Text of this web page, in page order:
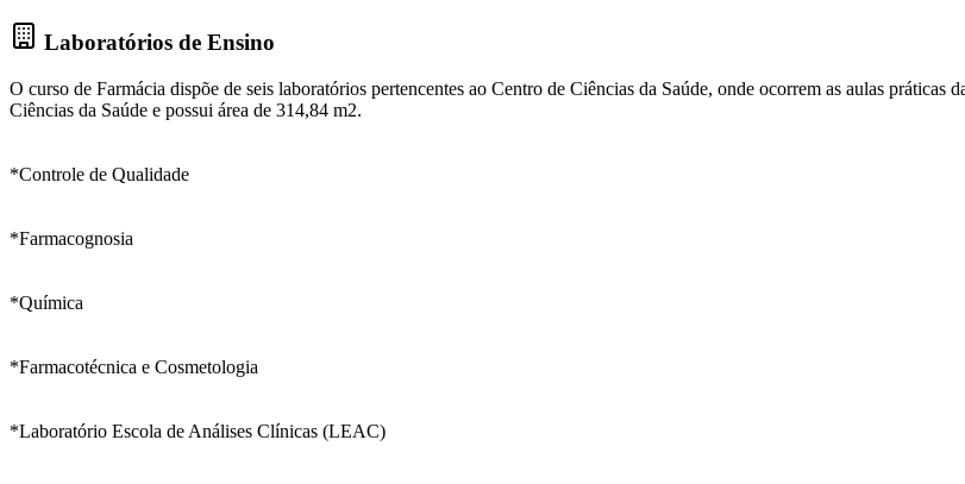
Laboratórios de Ensino
O curso de Farmácia dispõe de seis laboratórios pertencentes ao Centro de Ciências da Saúde, onde ocorrem as aulas
Ciências da Saúde e possui área de 314,84 m2.
*Controle de Qualidade
*Farmacognosia
*Química
*Farmacotécnica e Cosmetologia
*Laboratório Escola de Análises Clínicas (LEAC)